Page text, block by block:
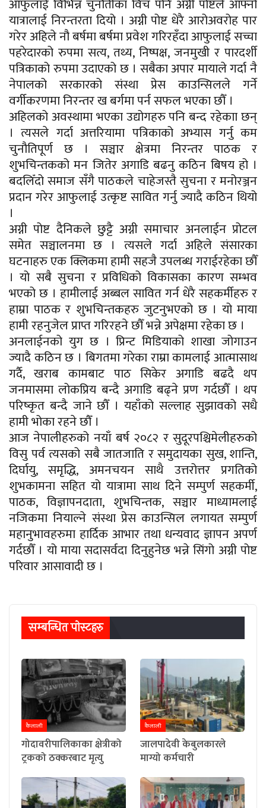
आफुलाई विभिन्न चुनौतीका विच पनि अग्नी पोष्टले आफ्नो
यात्रालाई निरन्तरता दियो । अग्नी पोष्ट धेरै आरोअवरोह पार
गरेर अहिले नौ बर्षमा बर्षमा प्रवेश गरिरहँदा आफुलाई सच्चा
पहरेदारको रुपमा सत्य, तथ्य, निष्पक्ष, जनमुखी र पारदर्शी
पत्रिकाको रुपमा उदाएको छ । सबैका अपार मायाले गर्दा नै
नेपालको सरकारको संस्था प्रेस काउन्सिलले गर्ने
वर्गीकरणमा निरन्तर ख बर्गमा पर्न सफल भएका छौँ ।
अहिलको अवस्थामा भएका उद्योगहरु पनि बन्द रहेकाा छन्
। त्यसले गर्दा अत्तरियामा पत्रिकाको अभ्यास गर्नु कम
चुनौतिपूर्ण छ । सञ्चार क्षेत्रमा निरन्तर पाठक र
शुभचिन्तकको मन जितेर अगाडि बढनु कठिन बिषय हो ।
बदलिँदो समाज सँगै पाठकले चाहेजस्तै सुचना र मनोरञ्जन
प्रदान गरेर आफुलाई उत्कृष्ट सावित गर्नु ज्यादै कठिन थियो
।
अग्नी पोष्ट दैनिकले छुट्टै अग्नी समाचार अनलाईन प्रोटल
समेत सञ्चालनमा छ । त्यसले गर्दा अहिले संसारका
घटनाहरु एक क्लिकमा हामी सहजै उपलब्ध गराईरहेका छौँ
। यो सबै सुचना र प्रविधिको विकासका कारण सम्भव
भएको छ । हामीलाई अब्बल सावित गर्न धेरै सहकर्मीहरु र
हाम्रा पाठक र शुभचिन्तकहरु जुटनुभएको छ । यो माया
हामी रहनुजेल प्राप्त गरिरहने छौँ भन्ने अपेक्षमा रहेका छ ।
अनलाईनको युग छ । प्रिन्ट मिडियाको शाखा जोगाउन
ज्यादै कठिन छ । बिगतमा गरेका राम्रा कामलाई आत्मासाथ
गर्दै, खराब कामबाट पाठ सिकेर अगाडि बढदै थप
जनमासमा लोकप्रिय बन्दै अगाडि बढ्ने प्रण गर्दछौँ । थप
परिष्कृत बन्दै जाने छौँ । यहाँको सल्लाह सुझावको सधै
हामी भोका रहने छौँ ।
आज नेपालीहरुको नयाँ बर्ष २०८२ र सुदूरपश्चिमेलीहरुको
विसु पर्व त्यसको सबै जातजाति र समुदायका सुख, शान्ति,
दिर्घायु, समृद्धि, अमनचयन साथै उत्तरोत्तर प्रगतिको
शुभकामना सहित यो यात्रामा साथ दिने सम्पुर्ण सहकर्मी,
पाठक, विज्ञापनदाता, शुभचिन्तक, सञ्चार माध्यामलाई
नजिकमा नियाल्ने संस्था प्रेस काउन्सिल लगायत सम्पुर्ण
महानुभावहरुमा हार्दिक आभार तथा धन्यवाद ज्ञापन अपर्ण
गर्दछौँ । यो माया सदासर्वदा दिनुहुनेछ भन्ने सिंगो अग्नी पोष्ट
परिवार आसावादी छ ।
सम्बन्धित पाेस्टहरु
कैलाली
गोदावरीपालिकाका क्षेत्रीको
ट्रकको ठक्करबाट मृत्यु
कैलाली
जालपादेवी केबुलकारले
माग्यो कर्मचारी